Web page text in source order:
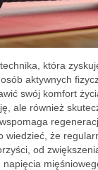
która
aktywnych
swój komfort
ale również
wiedzieć, że
od